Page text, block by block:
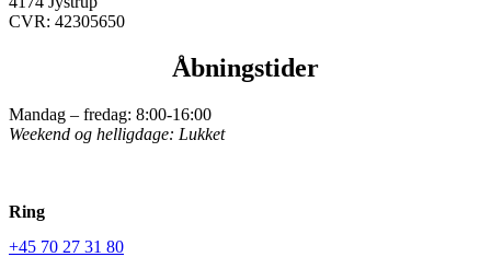
CVR: 42305650
Åbningstider
Mandag – fredag: 8:00-16:00
Weekend og helligdage: Lukket
Ring
+45 70 27 31 80